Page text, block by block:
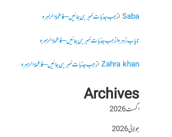
Sabaازجب جذبات خبر بن جائیں – فاطمۃالزہرہ
نایاب زہرہازجب جذبات خبر بن جائیں – فاطمۃالزہرہ
Zahra khanازجب جذبات خبر بن جائیں – فاطمۃالزہرہ
Archives
اگست 2026
جولائی 2026